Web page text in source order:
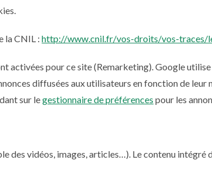
la CNIL :http://www.cnil.fr/vos-droits/vos-traces/
activées pour ce site (Remarketing). Google
diffusées aux utilisateurs en fonction de leur
sur legestionnaire de préférences pour les
des vidéos, images, articles…). Le contenu intégré